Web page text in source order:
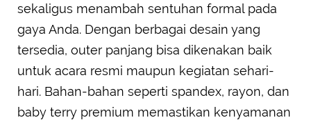
sekaligus menambah sentuhan formal pada
gaya Anda. Dengan berbagai desain yang
tersedia, outer panjang bisa dikenakan baik
untuk acara resmi maupun kegiatan sehari-
hari. Bahan-bahan seperti spandex, rayon, dan
baby terry premium memastikan kenyamanan